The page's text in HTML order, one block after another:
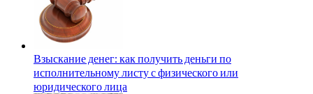
Взыскание денег: как получить деньги по
исполнительному листу с физического или
юридического лица